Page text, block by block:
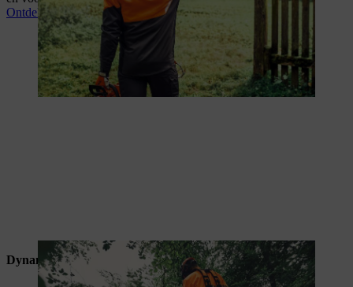
Ontdek de FUNCTION kleding
Dynamic